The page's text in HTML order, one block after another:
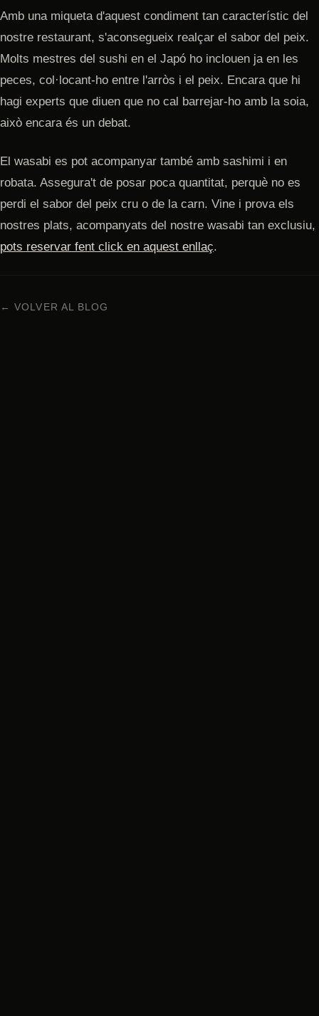
Amb una miqueta d'aquest condiment tan característic del
nostre restaurant, s'aconsegueix realçar el sabor del peix.
Molts mestres del sushi en el Japó ho inclouen ja en les
peces, col·locant-ho entre l'arròs i el peix. Encara que hi
hagi experts que diuen que no cal barrejar-ho amb la soia,
això encara és un debat.
El wasabi es pot acompanyar també amb sashimi i en
robata. Assegura't de posar poca quantitat, perquè no es
perdi el sabor del peix cru o de la carn. Vine i prova els
nostres plats, acompanyats del nostre wasabi tan exclusiu,
pots reservar fent click en aquest enllaç.
← VOLVER AL BLOG